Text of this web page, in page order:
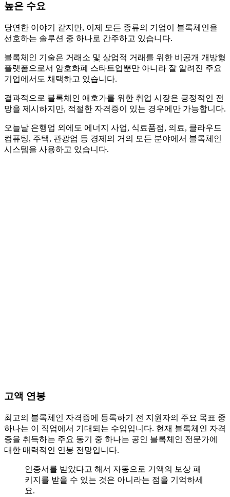
높은 수요
당연한 이야기 같지만, 이제 모든 종류의 기업이 블록체인을
선호하는 솔루션 중 하나로 간주하고 있습니다.
블록체인 기술은 거래소 및 상업적 거래를 위한 비공개 개방형
플랫폼으로서 암호화폐 스타트업뿐만 아니라 잘 알려진 주요
기업에서도 채택하고 있습니다.
결과적으로 블록체인 애호가를 위한 취업 시장은 긍정적인 전
망을 제시하지만, 적절한 자격증이 있는 경우에만 가능합니다.
오늘날 은행업 외에도 에너지 사업, 식료품점, 의료, 클라우드
컴퓨팅, 주택, 관광업 등 경제의 거의 모든 분야에서 블록체인
시스템을 사용하고 있습니다.
고액 연봉
최고의 블록체인 자격증에 등록하기 전 지원자의 주요 목표 중
하나는 이 직업에서 기대되는 수입입니다. 현재 블록체인 자격
증을 취득하는 주요 동기 중 하나는 공인 블록체인 전문가에
대한 매력적인 연봉 전망입니다.
인증서를 받았다고 해서 자동으로 거액의 보상 패
키지를 받을 수 있는 것은 아니라는 점을 기억하세
요.